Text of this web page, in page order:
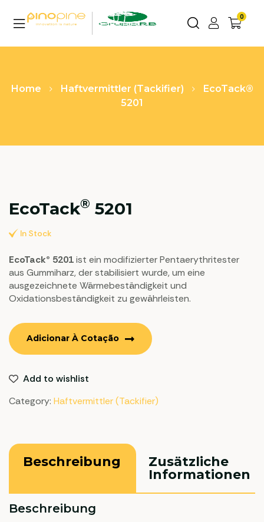
0
Home Haftvermittler (Tackifier)
EcoTack®
5201
EcoTack® 5201
In Stock
EcoTack® 5201ist ein modifizierter Pentaerythritester
aus Gummiharz, der stabilisiert wurde, um eine
ausgezeichnete Wärmebeständigkeit und
Oxidationsbeständigkeit zu gewährleisten.
Adicionar À Cotação
Add to wishlist
Category: Haftvermittler (Tackifier)
Beschreibung
Zusätzliche
Informationen
Beschreibung